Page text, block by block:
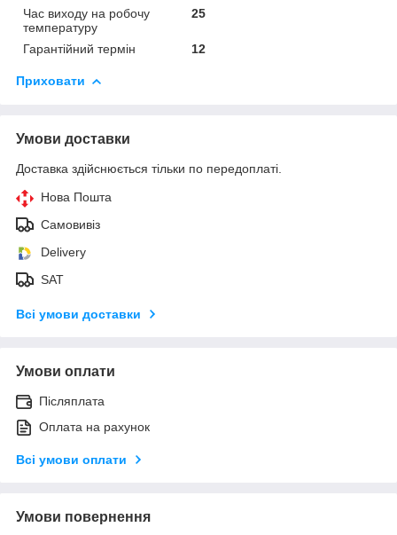
Час виходу на робочу
температуру
25
Гарантійний термін 12
Приховати
Умови доставки
Доставка здійснюється тільки по передоплаті.
Нова Пошта
Самовивіз
Delivery
SAT
Всі умови доставки
Умови оплати
Післяплата
Оплата на рахунок
Всі умови оплати
Умови повернення